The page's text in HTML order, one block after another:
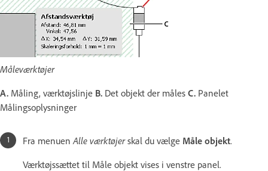
Måleværktøjer
A. Måling, værktøjslinje B. Det objekt der måles C. Panelet
Målingsoplysninger
Fra menuen Alle værktøjerskal du vælge Måle objekt.
Værktøjssættet til Måle objekt vises i venstre panel.